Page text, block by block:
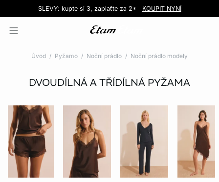
Doručení do obchodu zdarma!
SLEVY: kupte si 3, zaplaťte za 2* KOUPIT NYNÍ
Love EDIT: podprsenka + kalhotky za 999 KčKOUPIT NYNÍ
Úvod Pyžamo Noční prádlo Noční prádlo modely
DVOUDÍLNÁ A TŘÍDÍLNÁ PYŽAMA